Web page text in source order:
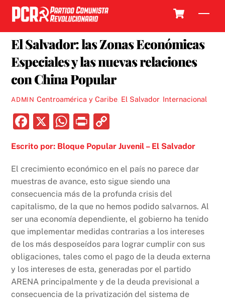
Skip
content
El Salvador: las Zonas Económicas
Especiales y las nuevas relaciones
con China Popular
ADMIN Centroamérica y Caribe, El Salvador, Internacional
F
c
e
b
o
o
k
X
W
at
s
A
p
p
P
nt p
y
Li
n
k
Escrito por: Bloque Popular Juvenil – El Salvador
El crecimiento económico en el país no parece dar
muestras de avance, esto sigue siendo una
consecuencia más de la profunda crisis del
capitalismo, de la que no hemos podido salvarnos. Al
ser una economía dependiente, el gobierno ha tenido
que implementar medidas contrarias a los intereses
de los más desposeídos para lograr cumplir con sus
obligaciones, tales como el pago de la deuda externa
y los intereses de esta, generadas por el partido
ARENA principalmente y de la deuda previsional a
consecuencia de la privatización del sistema de